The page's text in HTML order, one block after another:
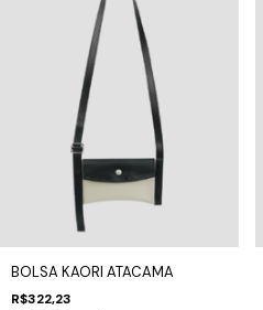
BOLSA KAORI ATACAMA
R$322,23